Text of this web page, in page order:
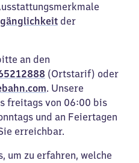
der
an den
(Ortstarif) oder
. Unsere
freitags von 06:00 bis
und an Feiertagen
erreichbar.
um zu erfahren, welche